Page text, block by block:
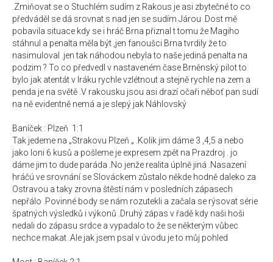
.Zmiňovat se o Stuchlém sudím z Rakous je asi zbytečné to co
předváděl se dá srovnat s nad jen se sudím Járou .Dost mě
pobavila situace kdy se i hráč Brna přiznal t tomu že Magiho
stáhnul a penalta měla být ,jen fanoušci Brna tvrdily že to
nasimuloval .jen tak náhodou nebyla to naše jediná penalta na
podzim ? To co předvedl v nastaveném čase Brněnský pilot to
bylo jak atentát v Iráku rychle vzlétnout a stejně rychle na zem a
penda je na světě .V rakousku jsou asi drazí očaři něboť pan sudí
na ně evidentně nemá a je slepý jak Náhlovský
Baníček : Plzeň 1:1
Tak jedeme na „Strakovu Plzeň „ .Kolik jim dáme 3 ,4,5 a nebo
jako loni 6 kusů a pošleme je expresem zpět na Prazdroj . jo
dáme jim to dude paráda .No jenže realita úplně jiná .Nasazení
hráčú ve srovnání se Slováckem zůstalo někde hodně daleko za
Ostravou a taky zrovna štěstí nám v posledních zápasech
nepřálo .Povinné body se nám rozutekli a začala se rýsovat série
špatných výsledků i výkonů .Druhý zápas v řadě kdy naši hoši
nedali do zápasu srdce a vypadalo to že se některým vůbec
nechce makat .Ale jak jsem psal v úvodu je to můj pohled